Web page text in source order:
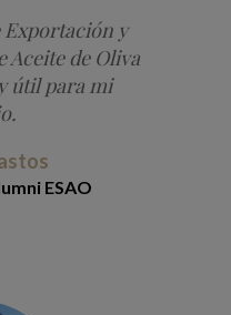
y
Aceite de Oliva
útil para mi
ESAO